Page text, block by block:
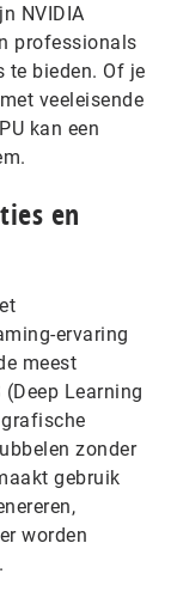
NVIDIA
professionals
te bieden. Of je
veeleisende
kan een
en
ervaring
meest
Learning
zonder
gebruik
worden